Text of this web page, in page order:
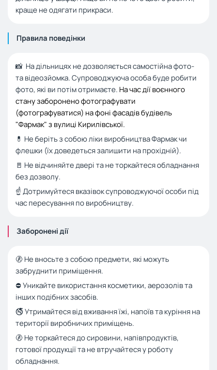
краще не одягати прикраси.
Правила поведінки
📸 На дільницях не дозволяється самостійна фото-
та відеозйомка. Супроводжуюча особа буде робити
фото, які ви потім отримаєте. На час дії воєнного
стану заборонено фотографувати
(фотографуватися) на фоні фасадів будівель
"Фармак" з вулиці Кирилівської.
💊 Не беріть з собою ліки виробництва Фармак чи
флешки (їх доведеться залишити на прохідній).
🚪 Не відчиняйте двері та не торкайтеся обладнання
без дозволу.
☝️ Дотримуйтеся вказівок супроводжуючої особи під
час пересування по виробництву.
Заборонені дії
🚷 Не вносьте з собою предмети, які можуть
забруднити приміщення.
⛔ Уникайте використання косметики, аерозолів та
інших подібних засобів.
🚭 Утримайтеся від вживання їжі, напоїв та куріння на
території виробничих приміщень.
🚷 Не торкайтеся до сировини, напівпродуктів,
готової продукції та не втручайтеся у роботу
обладнання.